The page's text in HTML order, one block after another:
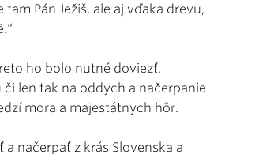
Pán Ježiš, ale aj vďaka drevu,
ho bolo nutné doviezť.
len tak na oddych a načerpanie
mora a majestátnych hôr.
načerpať z krás Slovenska a